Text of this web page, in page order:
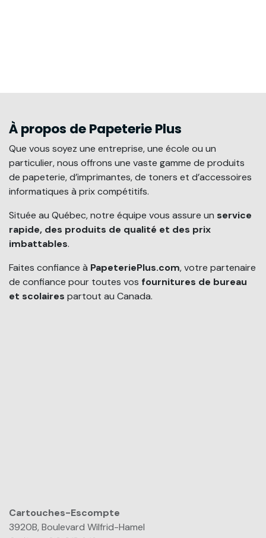
À propos de Papeterie Plus
Que vous soyez une entreprise, une école ou un
particulier, nous offrons une vaste gamme de produits
de papeterie, d’imprimantes, de toners et d’accessoires
informatiques à prix compétitifs.
Située au Québec, notre équipe vous assure un service
rapide, des produits de qualité et des prix
imbattables.
Faites confiance à PapeteriePlus.com, votre partenaire
de confiance pour toutes vos fournitures de bureau
et scolaires partout au Canada.
Cartouches-Escompte
3920B, Boulevard Wilfrid-Hamel